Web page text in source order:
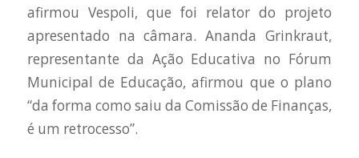
afirmou Vespoli, que foi relator do projeto
apresentado na câmara. Ananda Grinkraut,
representante da Ação Educativa no Fórum
Municipal de Educação, afirmou que o plano
“da forma como saiu da Comissão de Finanças,
é um retrocesso”.